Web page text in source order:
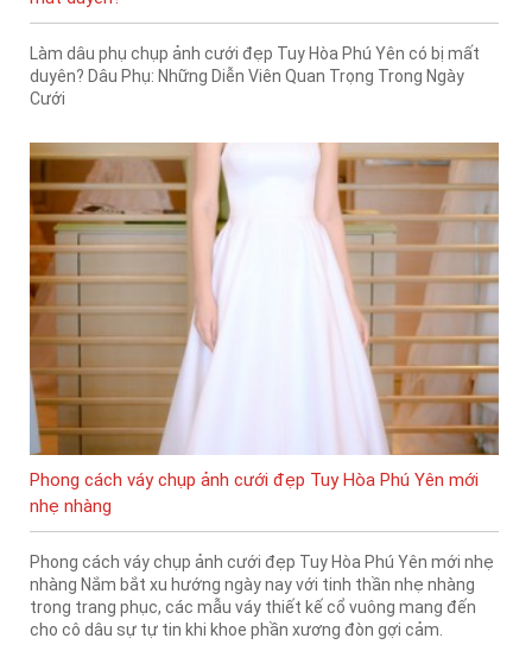
Làm dâu phụ chụp ảnh cưới đẹp Tuy Hòa Phú Yên có bị mất
duyên? Dâu Phụ: Những Diễn Viên Quan Trọng Trong Ngày
Cưới
Phong cách váy chụp ảnh cưới đẹp Tuy Hòa Phú Yên mới
nhẹ nhàng
Phong cách váy chụp ảnh cưới đẹp Tuy Hòa Phú Yên mới nhẹ
nhàng Nắm bắt xu hướng ngày nay với tinh thần nhẹ nhàng
trong trang phục, các mẫu váy thiết kế cổ vuông mang đến
cho cô dâu sự tự tin khi khoe phần xương đòn gợi cảm.